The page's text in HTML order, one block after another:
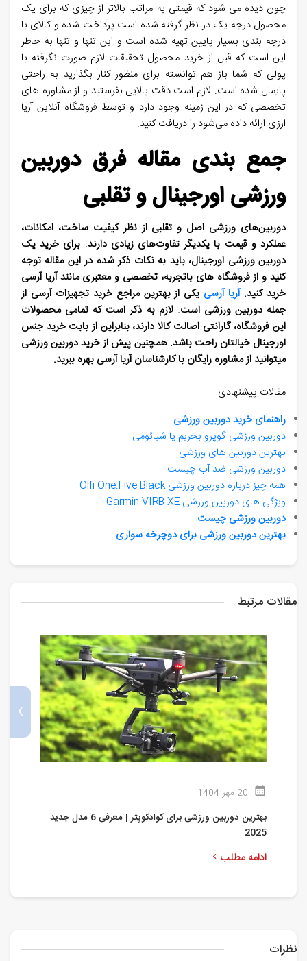
چون دیده می شود که قیمتی به مراتب بالاتر از چیزی که برای یک
محصول درجه یک در نظر گرفته شده است پرداخت شده و کالای با
درجه بندی بسیار پایین تهیه شده است و این تنها و تنها به خاطر
این است که قبل از خرید محصول تحقیقات لازم صورت نگرفته با
پولی که شما باز هم توانسته برای منظور کنار بگذارید به راحتی
پایمال شده است. لازم است دقت بالایی بفرستید و از مشاوره های
تخصصی که در این زمینه وجود دارد و توسط فروشگاه آنلاین آریا
ارزی ارائه داده می‌شود را دریافت کنید.
جمع بندی مقاله فرق دوربین
ورزشی اورجینال و تقلبی
دوربین‌های ورزشی اصل و تقلبی از نظر کیفیت ساخت، امکانات،
عملکرد و قیمت با یکدیگر تفاوت‌های زیادی دارند. برای خرید یک
دوربین ورزشی اورجینال، باید به نکات ذکر شده در این مقاله توجه
کنید و از فروشگاه های باتجربه، تخصصی و معتبری مانند آریا آرسی
خرید کنید.آریا آرسی یکی از بهترین مراجع خرید تجهیزات آرسی از
جمله دوربین ورزشی است. لازم به ذکر است که تمامی محصولات
این فروشگاه، گارانتی اصالت کالا دارند، بنابراین از بابت خرید جنس
اورجینال خیالتان راحت باشد. همچنین پیش از خرید دوربین ورزشی
میتوانید از مشاوره رایگان با کارشناسان آریا آرسی بهره ببرید.
مقالات پیشنهادی
راهنمای خرید دوربین ورزشی
دوربین ورزشی گوپرو بخریم یا شیائومی
بهترین دوربین های ورزشی
دوربین ورزشی ضد آب چیست
همه چیز درباره دوربین ورزشی Olfi One.Five Black
ویژگی های دوربین ورزشی Garmin VIRB XE
دوربین ورزشی چیست
بهترین دوربین ورزشی برای دوچرخه سواری
مقالات مرتبط
20 مهر 1404
بهترین دوربین ورزشی برای کوادکوپتر | معرفی 6 مدل جدید
2025
ادامه مطلب
›
نظرات